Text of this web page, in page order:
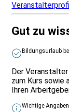
Gut zu
Bildungsurlaub
Der
zum Kurs sowie
Ihren
Wichtige Angaben